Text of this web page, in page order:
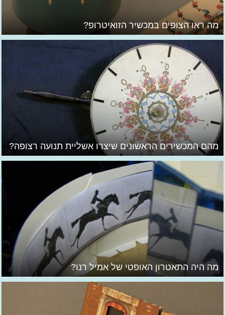
מה ראו הצופים במכשיר הזואיטרופ?
מהם המכשירים הראשונים שיצרו אשליית תנועה רצופה?
מה היה התאטרון האופטי של אמיל רנו?